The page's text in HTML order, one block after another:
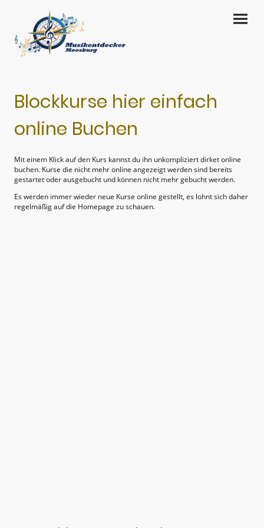
Blockkurse hier einfach
online Buchen
Mit einem Klick auf den Kurs kannst du ihn unkompliziert dirket online
buchen. Kurse die nicht mehr online angezeigt werden sind bereits
gestartet oder ausgebucht und können nicht mehr gebucht werden.
Es werden immer wieder neue Kurse online gestellt, es lohnt sich daher
regelmäßig auf die Homepage zu schauen.